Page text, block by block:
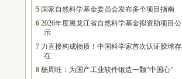
5 国家自然科学基金委员会发布多个项目指南
6 2026年度黑龙江省自然科学基金拟资助项目公
示
7 力直接构成物质！中国科学家首次认证胶球存
在
8 杨周旺：为国产工业软件锻造一颗“中国心”